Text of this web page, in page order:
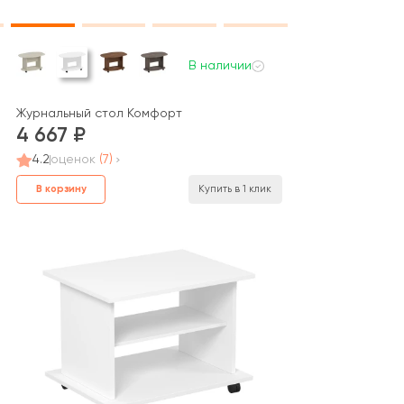
В наличии
Журнальный стол Комфорт
4 667
4.2оценок (7)
В корзину Купить в 1 клик